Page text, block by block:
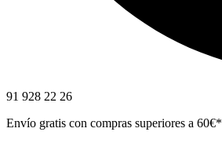
91 928 22 26
Envío gratis con compras superiores a 60€*